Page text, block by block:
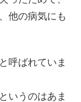
他の病気にも
呼ばれていま
いうのはあま